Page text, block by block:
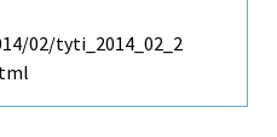
02/tyti_2014_02_2